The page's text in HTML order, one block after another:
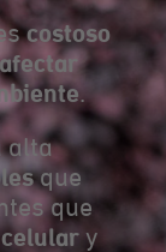
costoso
.
alta
que
que
y